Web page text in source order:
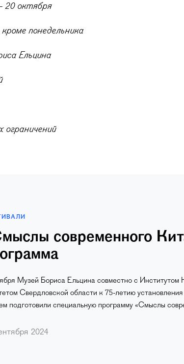
октября
понедельника
Ельцина
ограничений
современного
Музей Бориса Ельцина совместно с
Свердловской области к 75-летию
подготовили специальную программу «Смыслы
2024